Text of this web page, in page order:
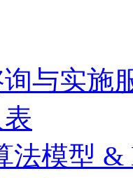
与实施
法模型 &